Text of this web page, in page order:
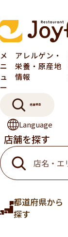
メ
ニ
ュ
ー
アレルゲン・
栄養・原産地
情報
店舗検索
Language
店舗を探す
都道府県から
探す